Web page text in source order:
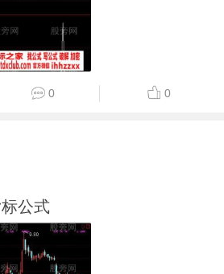
0 0
公式